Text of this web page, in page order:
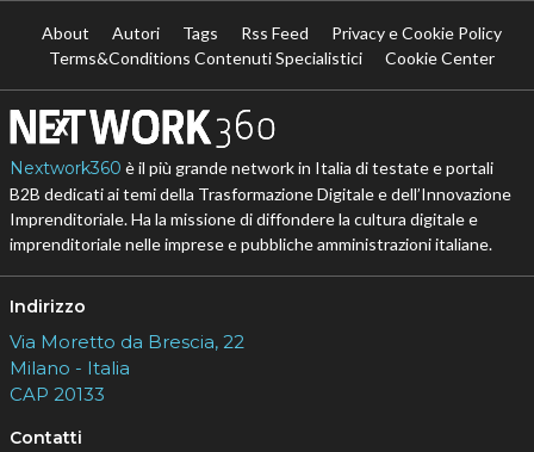
About Autori Tags Rss Feed
Privacy e Cookie Policy
Terms&Conditions Contenuti Specialistici
Cookie Center
Nextwork360 è il più grande network in Italia di testate e portali
B2B dedicati ai temi della Trasformazione Digitale e dell’Innovazione
Imprenditoriale. Ha la missione di diffondere la cultura digitale e
imprenditoriale nelle imprese e pubbliche amministrazioni italiane.
Indirizzo
Via Moretto da Brescia, 22
Milano - Italia
CAP 20133
Contatti